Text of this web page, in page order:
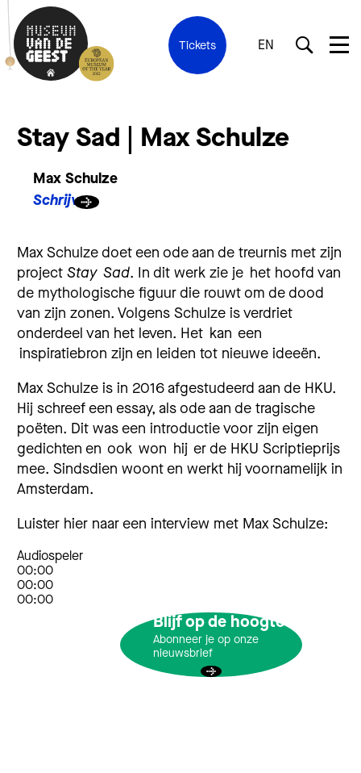
Tickets EN
Stay Sad | Max Schulze
Max Schulze
Schrijver
Max Schulze doet een ode aan de treurnis met zijn
project Stay Sad. In dit werk zie je het hoofd van
de mythologische figuur die rouwt om de dood
van zijn zonen. Volgens Schulze is verdriet
onderdeel van het leven. Het kan een
inspiratiebron zijn en leiden tot nieuwe ideeën.
Max Schulze is in 2016 afgestudeerd aan de HKU.
Hij schreef een essay, als ode aan de tragische
poëten. Dit was een introductie voor zijn eigen
gedichten en ook won hij er de HKU Scriptieprijs
mee. Sindsdien woont en werkt hij voornamelijk in
Amsterdam.
Luister hier naar een interview met Max Schulze:
Audiospeler
00:00
00:00
00:00
Blijf op de hoogte
Abonneer je op onze
nieuwsbrief